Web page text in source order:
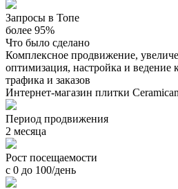
Запросы в Топе
более 95%
Что было сделано
Комплексное продвижение,
оптимизация, настройка и ведение
трафика и заказов
Интернет-магазин плитки
Период продвижения
2 месяца
Рост посещаемости
с 0 до 100/день